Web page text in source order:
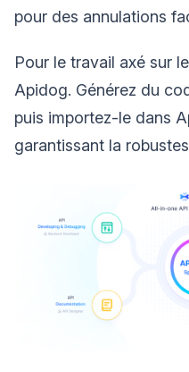
pour des annulations
Pour le travail axé sur
Apidog. Générez du
puis importez-le dans
garantissant la